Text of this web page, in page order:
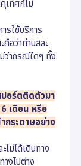
เทศก์ไม่
รใช้บริการ
อว่าท่านสละ
ว่ากรณีใดๆ ทั้ง
ปอร์ตติดตัวมา
เดือน หรือ
กระดาษอย่าง
ไม่ได้เดินทาง
งไปต่าง